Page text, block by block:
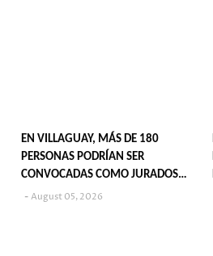
EN VILLAGUAY, MÁS DE 180
PERSONAS PODRÍAN SER
CONVOCADAS COMO JURADOS
POPULARES EN 2027
August 05, 2026